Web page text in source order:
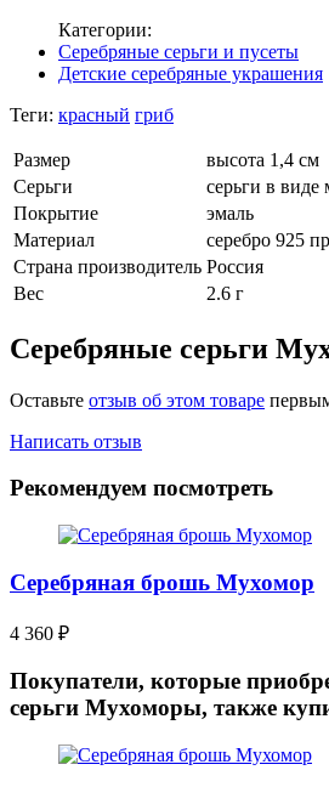
Категории:
Серебряные серьги и пусеты
Детские серебряные украшения
Теги: красный гриб
Размер
высота 1,4 см
Серьги
серьги в виде
Покрытие
эмаль
Материал
серебро 925
Страна производитель Россия
Вес
2.6 г
Серебряные серьги
Оставьте отзыв об этом товаре
Написать отзыв
Рекомендуем посмотреть
Серебряная брошь Мухомор
4 360 ₽
Покупатели, которые
серьги Мухоморы, также